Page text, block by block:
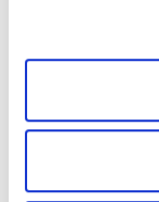
juntos y
propio centro